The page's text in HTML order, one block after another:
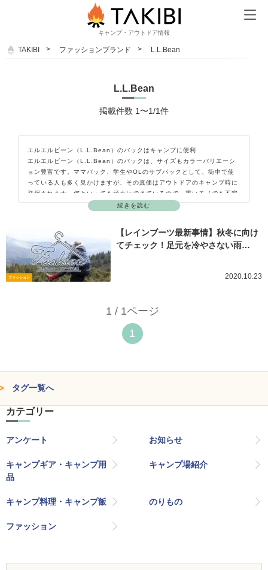
キャンプ・アウトドア情報
TAKIBI ファッションブランド L.L.Bean
L.L.Bean
掲載件数 1〜1/1件
続きを読む
エルエルビーン（L.L.Bean）のバックはキャンプに便利
エルエルビーン（L.L.Bean）のバックは、サイズもカラーバリエーシ
ョン豊富です。ママバック、学生やOLのサブバックとして、街中で使
っている人も多く見かけますが、その真価はアウトドアのキャンプ時に
発揮されます。何といっても頑丈にできているので、重いモノでも不安
なく運べます。床に置いたときに自立するので、カバン中の物が取り出
ファッション
【レインブーツ最新事情】秋冬に向け
てチェック！足元を冷やさない雨…
2020.10.23
1 / 1ページ
1
タグ一覧へ
カテゴリー
アンケート お知らせ
キャンプギア・キャンプ用
品
キャンプ場紹介
キャンプ料理・キャンプ飯 のりもの
ファッション